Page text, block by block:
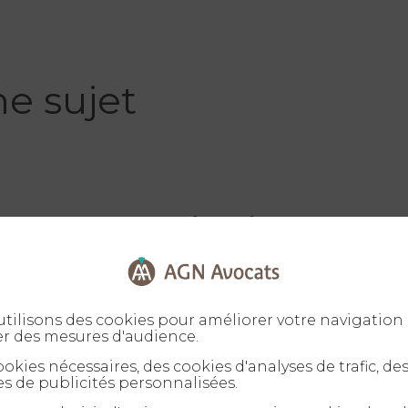
sujet
– Drogue dans la
publique : quelles
pour les hauts
?
des cookies pour améliorer votre navigation
des mesures d'audience.
nécessaires, des cookies d'analyses de trafic, des
de publicités personnalisées.